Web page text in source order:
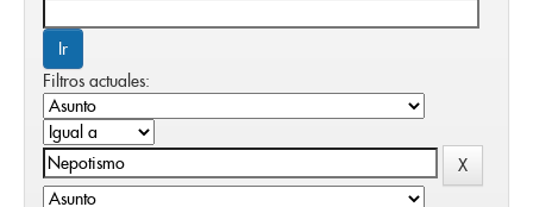
Filtros actuales: